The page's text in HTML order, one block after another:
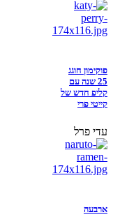
פוקימון חוגג
25 שנה עם
קליפ חדש של
קייטי פרי
עדי פרל
ארבעה